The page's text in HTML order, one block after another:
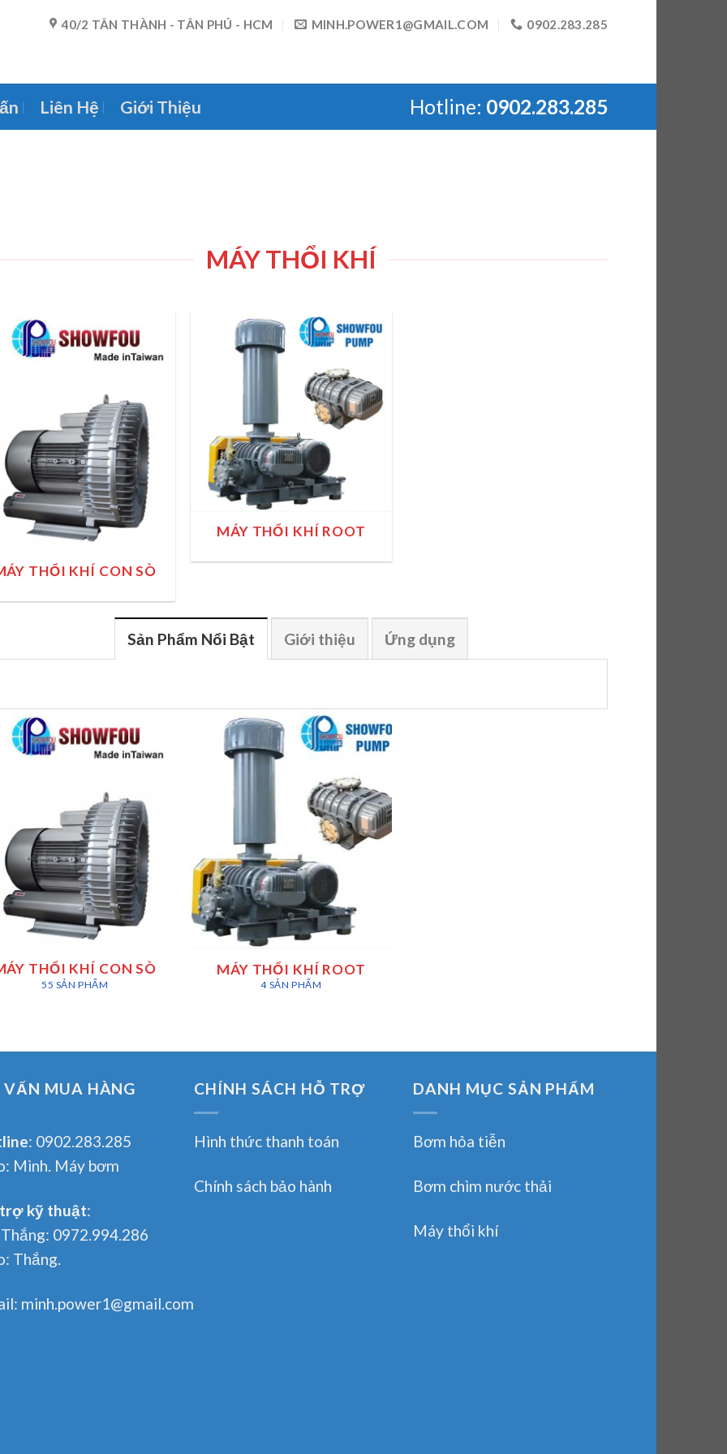
40/2 TÂN THÀNH - TÂN PHÚ - HCM MINH.POWER1@GMAIL.COM 0902.283.285
Liên Hệ Giới Thiệu Hotline: 0902.283.285
MÁY THỔI KHÍ
THỔI KHÍ CON SÒ
MÁY THỔI KHÍ ROOT
Sản Phẩm Nổi Bật Giới thiệu Ứng dụng
THỔI KHÍ CON SÒ
55 SẢN PHẨM
MÁY THỔI KHÍ ROOT
4 SẢN PHẨM
MUA HÀNG
: 0902.283.285
Minh. Máy bơm
kỹ thuật:
0972.994.286
Thắng.
minh.power1@gmail.com
CHÍNH SÁCH HỖ TRỢ
Hình thức thanh toán
Chính sách bảo hành
DANH MỤC SẢN PHẨM
Bơm hỏa tiễn
Bơm chìm nước thải
Máy thổi khí